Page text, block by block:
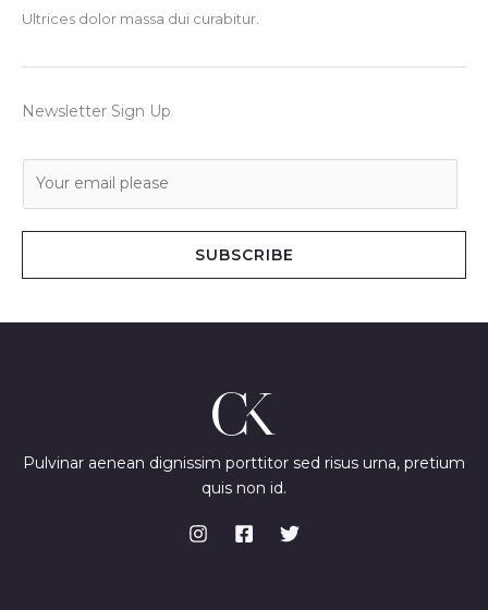
Ultrices dolor massa dui curabitur.
Newsletter Sign Up
SUBSCRIBE
Pulvinar aenean dignissim porttitor sed risus urna, pretium
quis non id.